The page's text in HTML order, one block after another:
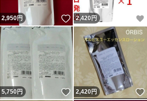
いいね！
2,950円 いいね！
2,420 円
いいね！
5,750円 いいね！
2,420円